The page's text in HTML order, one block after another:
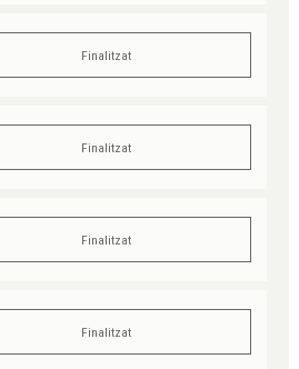
Finalitzat
Finalitzat
Finalitzat
Finalitzat